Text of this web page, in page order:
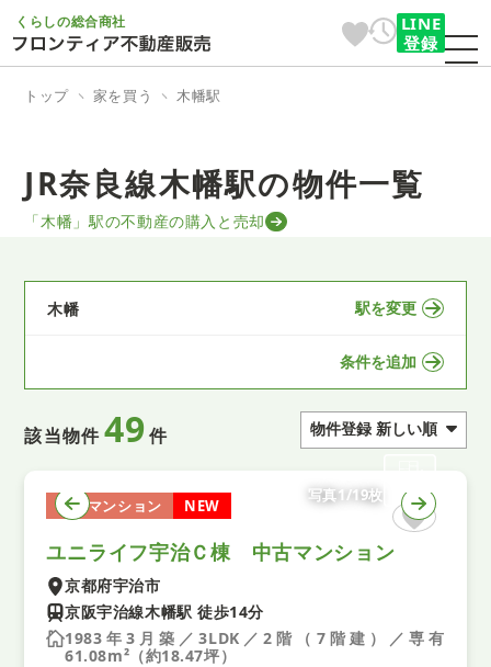
くらしの総合商社
LINE
登録
トップ 家を買う 木幡駅
JR奈良線木幡駅の物件一覧
「木幡」駅の不動産の購入と売却
木幡 駅を変更
条件を追加
該当物件49 件
中古マンション NEW
写真1/19枚
ユニライフ宇治Ｃ棟 中古マンション
京都府宇治市
京阪宇治線木幡駅 徒歩14分
1983年3月築／3LDK／2階（7階建）／専有
61.08m²（約18.47坪）